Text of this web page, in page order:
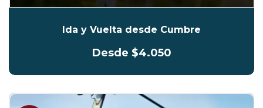
Ida y Vuelta desde Cumbre
Desde $4.050